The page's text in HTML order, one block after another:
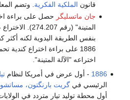
قانون الملكية الفكرية . وتضم المعاهدة
جان ماتسليگر حصل على براءة
المتينة" (رقم
اختراعه "الآلة المتينة".
1886 - أول عرض في أمريكا لنظام
الرئيسي فيگريت بارنگتون،
أول محطة توليد تيار متردد في